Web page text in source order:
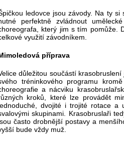
ledovce jsou závody. Na ty
perfektně zvládnout
který jim s tím pomůže.
využití závodníkem.
příprava
důležitou součástí
tréninkového programu
a nácviku
kroků, které lze provádět
dvojité i trojité rotace a
skupinami. Krasobruslaři
často drobnější postavy a
bude vždy muž.